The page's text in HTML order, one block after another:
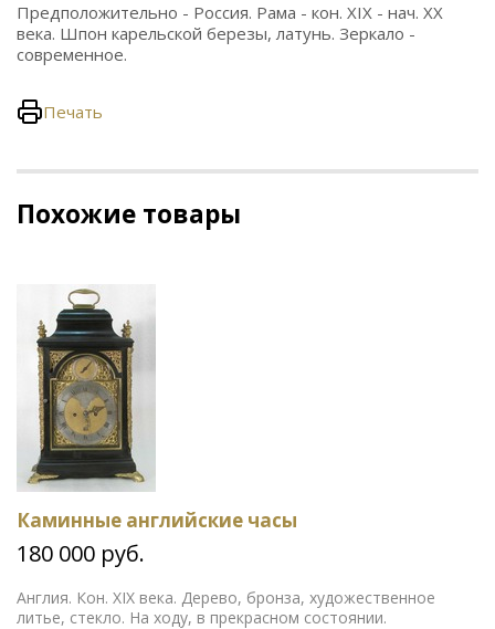
Предположительно - Россия. Рама - кон. XIX - нач. ХХ
века. Шпон карельской березы, латунь. Зеркало -
современное.
Печать
Похожие товары
Каминные английские часы
180 000 руб.
Англия. Кон. XIX века. Дерево, бронза, художественное
литье, стекло. На ходу, в прекрасном состоянии.